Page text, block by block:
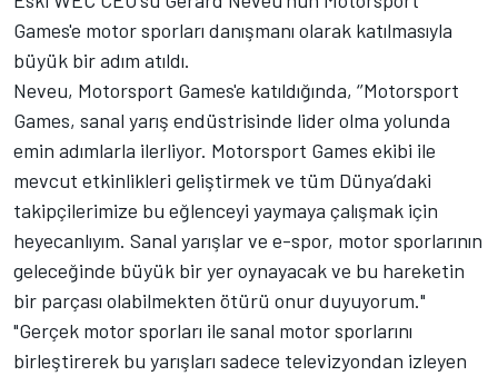
Games'e motor sporları danışmanı olarak katılmasıyla
büyük bir adım atıldı.
Neveu, Motorsport Games'e katıldığında, ‘’Motorsport
Games, sanal yarış endüstrisinde lider olma yolunda
emin adımlarla ilerliyor. Motorsport Games ekibi ile
mevcut etkinlikleri geliştirmek ve tüm Dünya’daki
takipçilerimize bu eğlenceyi yaymaya çalışmak için
heyecanlıyım. Sanal yarışlar ve e-spor, motor sporlarının
geleceğinde büyük bir yer oynayacak ve bu hareketin
bir parçası olabilmekten ötürü onur duyuyorum."
"Gerçek motor sporları ile sanal motor sporlarını
birleştirerek bu yarışları sadece televizyondan izleyen